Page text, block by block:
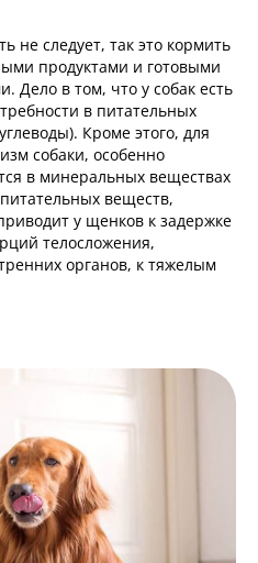
не следует, так это кормить
продуктами и готовыми
в том, что у собак есть
в питательных
Кроме этого, для
собаки, особенно
в минеральных веществах
веществ,
у щенков к задержке
телосложения,
органов, к тяжелым